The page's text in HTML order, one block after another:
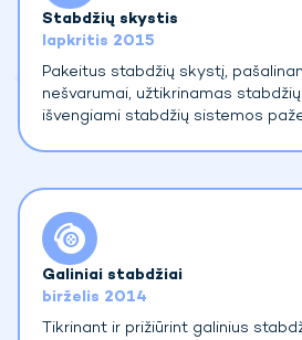
Stabdžių skystis
lapkritis 2015
Pakeitus stabdžių skystį,
nešvarumai, užtikrinamas
išvengiami stabdžių sistemos
Galiniai stabdžiai
birželis 2014
Tikrinant ir prižiūrint galinius